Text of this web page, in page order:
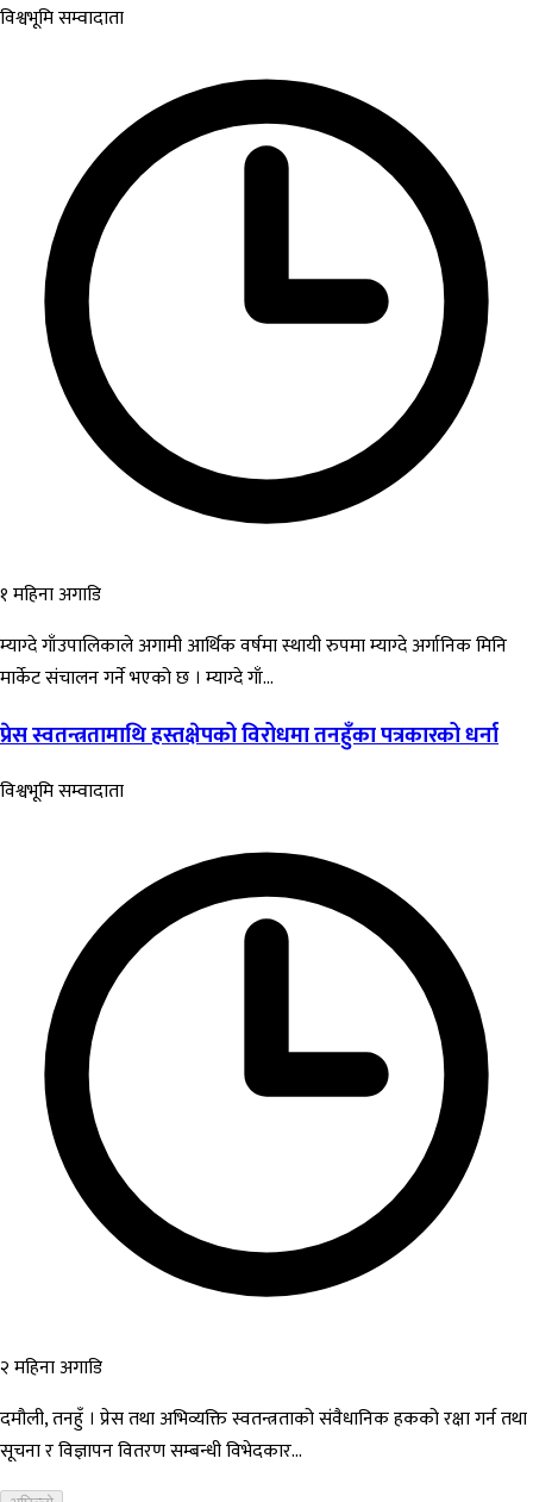
विश्वभूमि सम्वादाता
१ महिना अगाडि
म्याग्दे गाँउपालिकाले अगामी आर्थिक वर्षमा स्थायी रुपमा म्याग्दे अर्गानिक मिनि
मार्केट संचालन गर्ने भएको छ । म्याग्दे गाँ...
प्रेस स्वतन्त्रतामाथि हस्तक्षेपको विरोधमा तनहुँका पत्रकारको धर्ना
विश्वभूमि सम्वादाता
२ महिना अगाडि
दमौली, तनहुँ । प्रेस तथा अभिव्यक्ति स्वतन्त्रताको संवैधानिक हकको रक्षा गर्न तथा
सूचना र विज्ञापन वितरण सम्बन्धी विभेदकार...